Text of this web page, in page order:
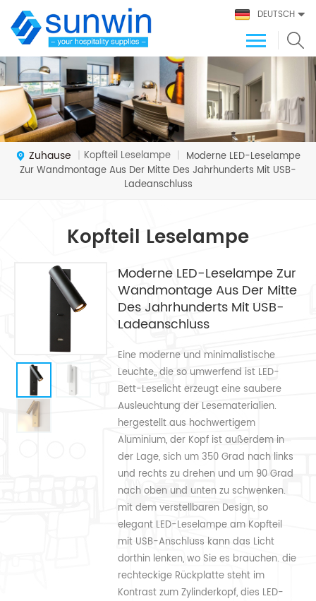
DEUTSCH
Zuhause | Kopfteil Leselampe | Moderne LED-Leselampe
Zur Wandmontage Aus Der Mitte Des Jahrhunderts Mit USB-
Ladeanschluss
Kopfteil Leselampe
Moderne LED-Leselampe Zur
Wandmontage Aus Der Mitte
Des Jahrhunderts Mit USB-
Ladeanschluss
Eine moderne und minimalistische
Leuchte,, die so umwerfend ist LED-
Bett-Leselicht erzeugt eine saubere
Ausleuchtung der Lesematerialien.
hergestellt aus hochwertigem
Aluminium, der Kopf ist außerdem in
der Lage, sich um 350 Grad nach links
und rechts zu drehen und um 90 Grad
nach oben und unten zu schwenken.
mit dem verstellbaren Design, so
elegant LED-Leselampe am Kopfteil
mit USB-Anschluss kann das Licht
dorthin lenken, wo Sie es brauchen. die
rechteckige Rückplatte steht im
Kontrast zum Zylinderkopf, dies LED-